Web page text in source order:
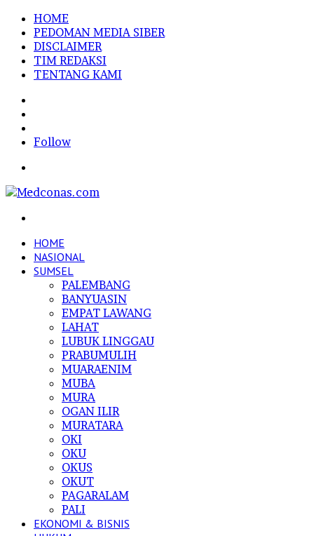
HOME
PEDOMAN MEDIA SIBER
DISCLAIMER
TIM REDAKSI
TENTANG KAMI
In
Follow
HOME
NASIONAL
SUMSEL
PALEMBANG
BANYUASIN
EMPAT LAWANG
LAHAT
LUBUK LINGGAU
PRABUMULIH
MUARAENIM
MUBA
MURA
OGAN ILIR
MURATARA
OKI
OKU
OKUS
OKUT
PAGARALAM
PALI
EKONOMI & BISNIS